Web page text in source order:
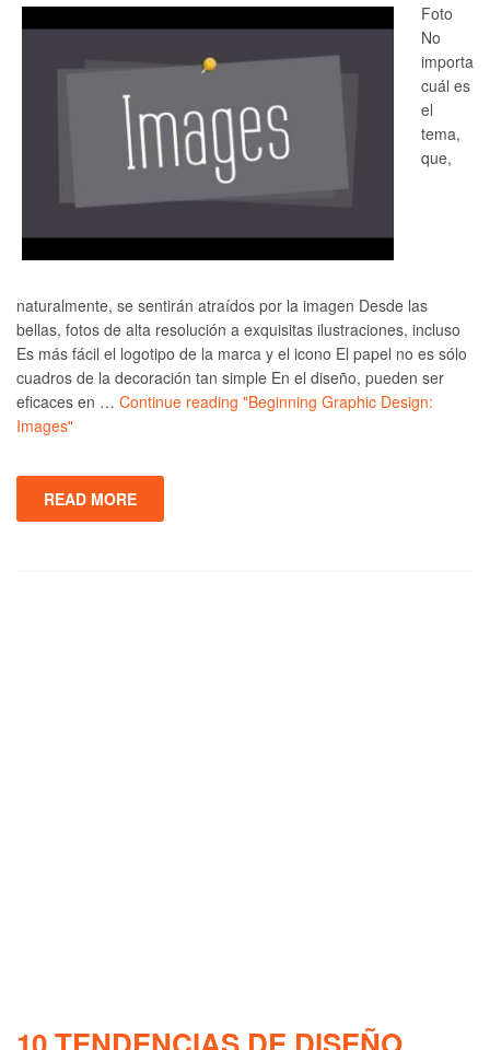
Foto
No
importa
cuál es
el
tema,
que,
naturalmente, se sentirán atraídos por la imagen Desde las
bellas, fotos de alta resolución a exquisitas ilustraciones, incluso
Es más fácil el logotipo de la marca y el icono El papel no es sólo
cuadros de la decoración tan simple En el diseño, pueden ser
eficaces en … Continue reading "Beginning Graphic Design:
Images"
READ MORE